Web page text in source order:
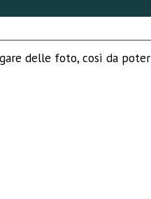
delle foto, così da